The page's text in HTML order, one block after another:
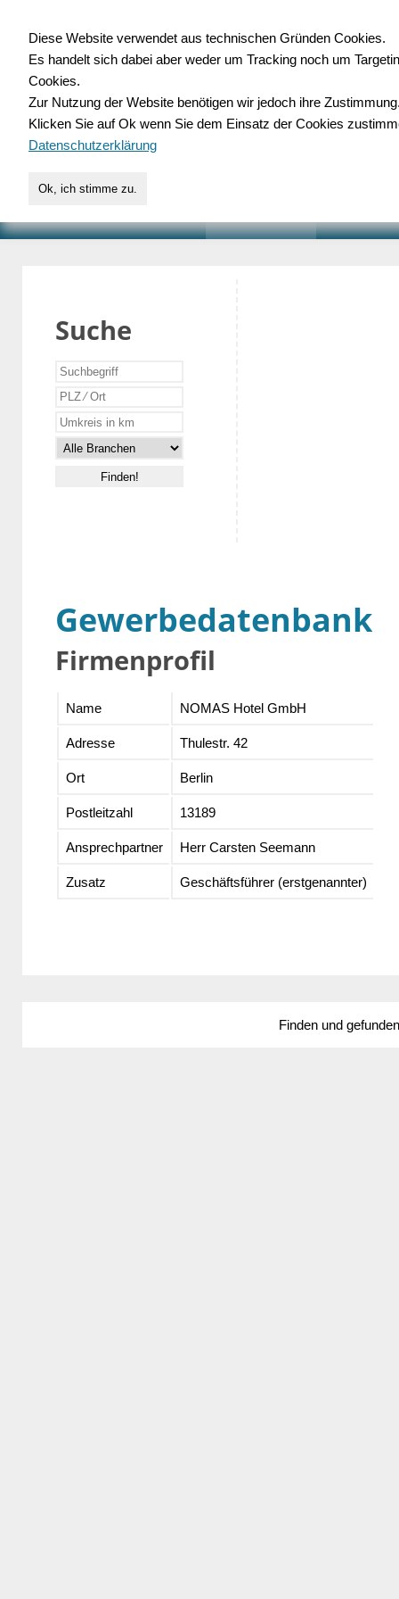
für Handwerk,
Suche
Gewerbedatenbank
Firmenprofil
Name NOMAS Hotel GmbH
Adresse Thulestr. 42
Ort Berlin
Postleitzahl 13189
Ansprechpartner Herr Carsten Seemann
Zusatz Geschäftsführer (erstgenannter)
Finden und
Diese Website verwendet aus technischen Gründen Cookies.
Es handelt sich dabei aber weder um Tracking noch um
Cookies.
Zur Nutzung der Website benötigen wir jedoch ihre
Klicken Sie auf Ok wenn Sie dem Einsatz der Cookies
Datenschutzerklärung
Ok, ich stimme zu.